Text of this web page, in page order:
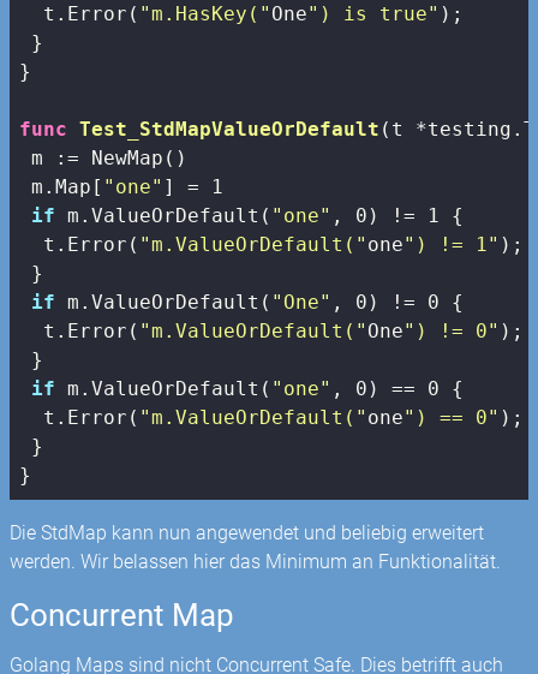
  t.Error(
"m.HasKey(" One") is true" );
}
}
func Test_StdMapValueOrDefault (t
m := NewMap()
m.Map[ "one" ] = 1
if m.ValueOrDefault( "one" , 0 ) != 1 {
  t.Error(
"m.ValueOrDefault(" one") != 1"
}
if m.ValueOrDefault( "One" , 0 ) != 0 {
  t.Error(
"m.ValueOrDefault(" One") != 0"
}
if m.ValueOrDefault( "one" , 0 ) == 0 {
  t.Error(
"m.ValueOrDefault(" one") == 0"
}
}
Die StdMap kann nun angewendet und beliebig erweitert
werden. Wir belassen hier das Minimum an Funktionalität.
Concurrent Map
Golang Maps sind nicht Concurrent Safe. Dies betrifft auch